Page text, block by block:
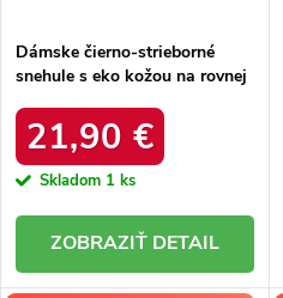
Dámske čierno-strieborné
snehule s eko kožou na rovnej
34586 SREBRNY
21,90 €
Skladom 1 ks
DETAIL